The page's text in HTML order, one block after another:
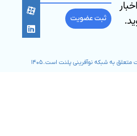
ثبت عضویت
به شبکه نوآفرینی پلنت است. ۱۴۰۵